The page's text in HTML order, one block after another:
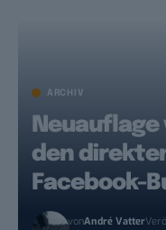
ARCHIV
den
Facebook-
vonAndré Vatter